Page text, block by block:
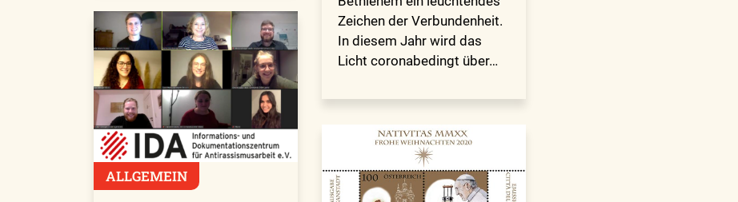
Zeichen der Verbundenheit.
In diesem Jahr wird das
Licht coronabedingt über…
ALLGEMEIN